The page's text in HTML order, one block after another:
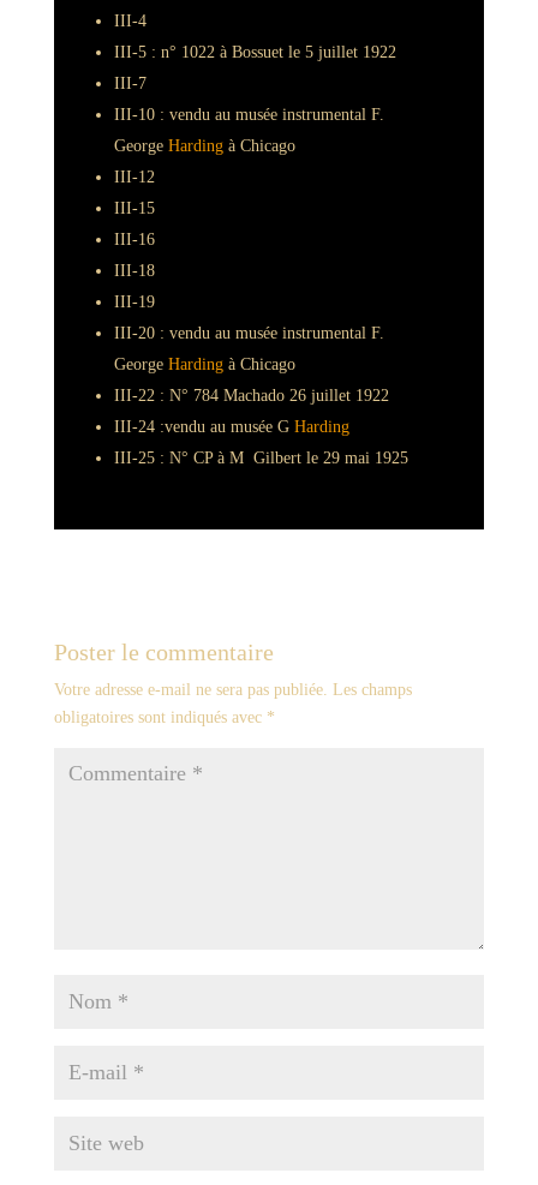
III-4
III-5 : n° 1022 à Bossuet le 5 juillet 1922
III-7
III-10 : vendu au musée instrumental F.
George Harding à Chicago
III-12
III-15
III-16
III-18
III-19
III-20 : vendu au musée instrumental F.
George Harding à Chicago
III-22 : N° 784 Machado 26 juillet 1922
III-24 :vendu au musée G Harding
III-25 : N° CP à M Gilbert le 29 mai 1925
Poster le commentaire
Votre adresse e-mail ne sera pas publiée. Les champs
obligatoires sont indiqués avec *